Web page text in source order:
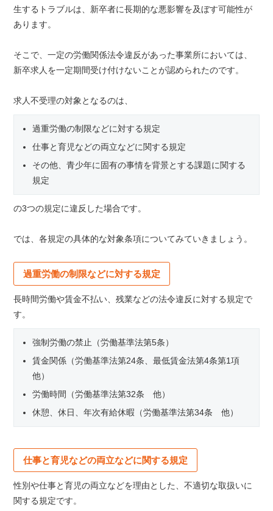
生するトラブルは、新卒者に長期的な悪影響を及ぼす可能性が
あります。
そこで、一定の労働関係法令違反があった事業所においては、
新卒求人を一定期間受け付けないことが認められたのです。
求人不受理の対象となるのは、
過重労働の制限などに対する規定
仕事と育児などの両立などに関する規定
その他、青少年に固有の事情を背景とする課題に関する
規定
の3つの規定に違反した場合です。
では、各規定の具体的な対象条項についてみていきましょう。
過重労働の制限などに対する規定
長時間労働や賃金不払い、残業などの法令違反に対する規定で
す。
強制労働の禁止（労働基準法第5条）
賃金関係（労働基準法第24条、最低賃金法第4条第1項
他）
労働時間（労働基準法第32条 他）
休憩、休日、年次有給休暇（労働基準法第34条 他）
仕事と育児などの両立などに関する規定
性別や仕事と育児の両立などを理由とした、不適切な取扱いに
関する規定です。